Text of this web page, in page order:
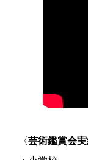
〈芸術鑑賞会